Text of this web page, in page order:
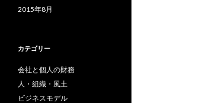
2015年8月
カテゴリー
会社と個人の財務
人・組織・風土
ビジネスモデル